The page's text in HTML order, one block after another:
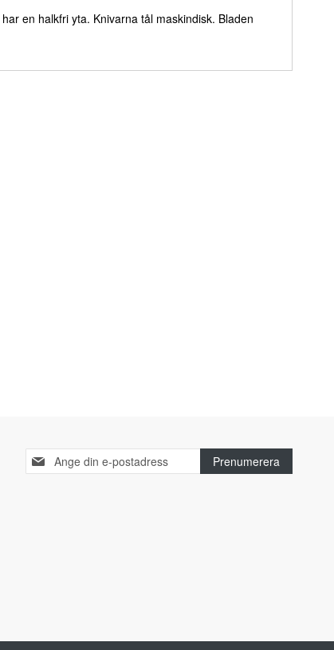
en halkfri yta. Knivarna tål maskindisk. Bladen
Sign
Up
Prenumerera